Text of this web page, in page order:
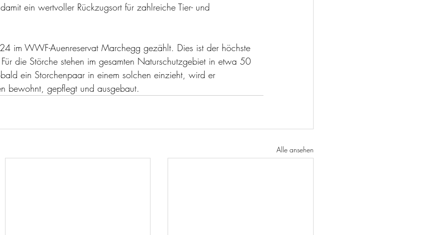
ein wertvoller Rückzugsort für zahlreiche Tier- und
im WWF-Auenreservat Marchegg gezählt. Dies ist der höchste
die Störche stehen im gesamten Naturschutzgebiet in etwa 50
ein Storchenpaar in einem solchen einzieht, wird er
bewohnt, gepflegt und ausgebaut.
Alle ansehen